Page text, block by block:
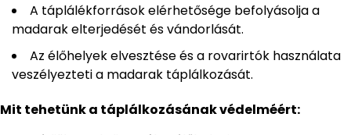
A táplálékforrások elérhetősége befolyásolja a
madarak elterjedését és vándorlását.
Az élőhelyek elvesztése és a rovarirtók használata
veszélyezteti a madarak táplálkozását.
Mit tehetünk a táplálkozásának védelméért: